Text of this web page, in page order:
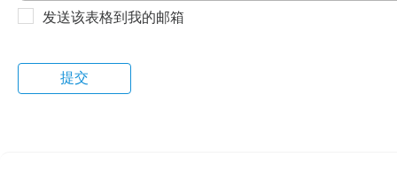
发送该表格到我的邮箱